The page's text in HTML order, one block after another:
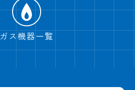
ショールームPregoを
ガス機器一覧